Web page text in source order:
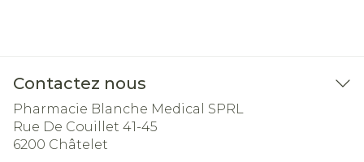
Contactez nous
Pharmacie Blanche Medical SPRL
Rue De Couillet 41-45
6200 Châtelet